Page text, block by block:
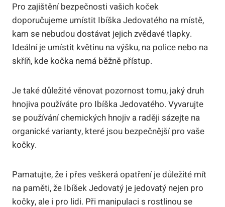
Pro zajištění bezpečnosti vašich koček
doporučujeme umístit Ibíška Jedovatého na místě,
kam se nebudou dostávat jejich zvědavé tlapky.
Ideální je umístit květinu na výšku, na police nebo na
skříň, kde kočka nemá běžně přístup.
Je také důležité věnovat pozornost tomu, jaký druh
hnojiva používáte pro Ibíška Jedovatého. Vyvarujte
se používání chemických hnojiv a raději sázejte na
organické varianty, které jsou bezpečnější pro vaše
kočky.
Pamatujte, že i přes veškerá opatření je důležité mít
na paměti, že Ibíšek Jedovatý je jedovatý nejen pro
kočky, ale i pro lidi. Při manipulaci s rostlinou se